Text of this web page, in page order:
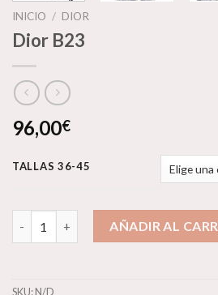
INICIO / DIOR
Dior B23
96,00€
TALLAS 36-45
AÑADIR AL
SKU:N/D